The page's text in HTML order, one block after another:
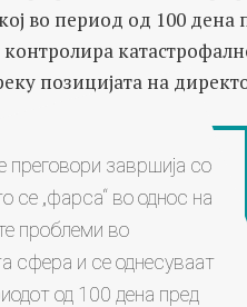
во период од 100 дена
позицијата на
преговори завршија со
се „фарса“ во однос на
проблеми во
сфера и се однесуваат
од 100 дена пред